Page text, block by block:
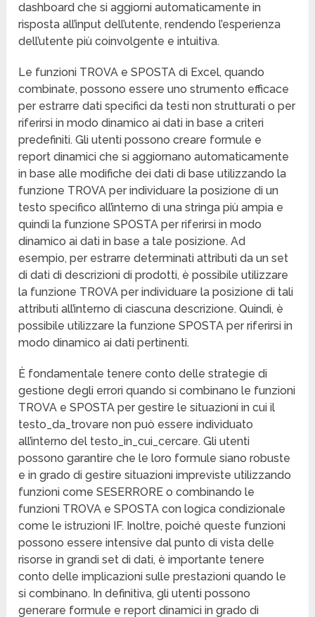
dashboard che si aggiorni automaticamente in
risposta all’input dell’utente, rendendo l’esperienza
dell’utente più coinvolgente e intuitiva.
Le funzioni TROVA e SPOSTA di Excel, quando
combinate, possono essere uno strumento efficace
per estrarre dati specifici da testi non strutturati o per
riferirsi in modo dinamico ai dati in base a criteri
predefiniti. Gli utenti possono creare formule e
report dinamici che si aggiornano automaticamente
in base alle modifiche dei dati di base utilizzando la
funzione TROVA per individuare la posizione di un
testo specifico all’interno di una stringa più ampia e
quindi la funzione SPOSTA per riferirsi in modo
dinamico ai dati in base a tale posizione. Ad
esempio, per estrarre determinati attributi da un set
di dati di descrizioni di prodotti, è possibile utilizzare
la funzione TROVA per individuare la posizione di tali
attributi all’interno di ciascuna descrizione. Quindi, è
possibile utilizzare la funzione SPOSTA per riferirsi in
modo dinamico ai dati pertinenti.
È fondamentale tenere conto delle strategie di
gestione degli errori quando si combinano le funzioni
TROVA e SPOSTA per gestire le situazioni in cui il
testo_da_trovare non può essere individuato
all’interno del testo_in_cui_cercare. Gli utenti
possono garantire che le loro formule siano robuste
e in grado di gestire situazioni impreviste utilizzando
funzioni come SESERRORE o combinando le
funzioni TROVA e SPOSTA con logica condizionale
come le istruzioni IF. Inoltre, poiché queste funzioni
possono essere intensive dal punto di vista delle
risorse in grandi set di dati, è importante tenere
conto delle implicazioni sulle prestazioni quando le
si combinano. In definitiva, gli utenti possono
generare formule e report dinamici in grado di